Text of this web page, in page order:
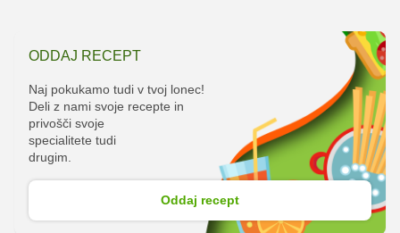
ODDAJ RECEPT
Naj pokukamo tudi v tvoj lonec!
Deli z nami svoje recepte in
privošči svoje
specialitete tudi
drugim.
Oddaj recept